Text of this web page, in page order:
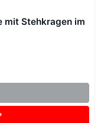
mit Stehkragen im